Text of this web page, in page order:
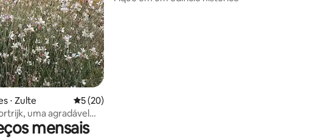
5, 18 avaliações
⋅ Zulte 5 de uma avaliação média de 5, 20 avaliações
5 (20)
uma agradável
mensais